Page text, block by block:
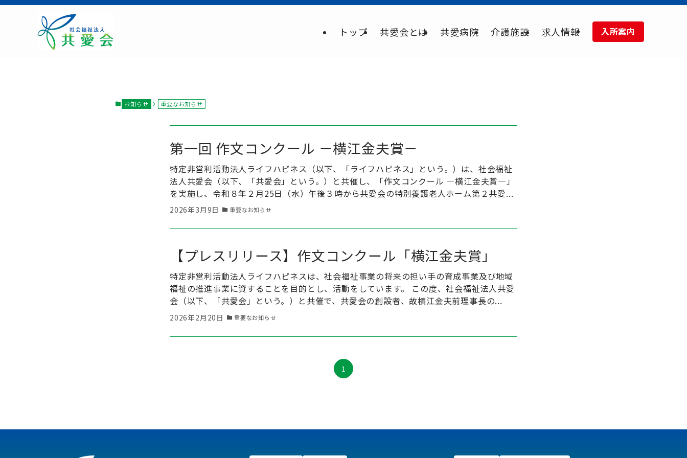
トップ 共愛会とは 共愛病院 介護施設 求人情報 入所案内
お知らせ 重要なお知らせ
第一回 作文コンクール －横江金夫賞－
特定非営利活動法人ライフハピネス（以下、「ライフハピネス」という。）は、社会福祉
法人共愛会（以下、「共愛会」という。）と共催し、「作文コンクール ―横江金夫賞―」
を実施し、令和８年２月25日（水）午後３時から共愛会の特別養護老人ホーム第２共愛...
2026年3月9日 重要なお知らせ
【プレスリリース】作文コンクール「横江金夫賞」
特定非営利活動法人ライフハピネスは、社会福祉事業の将来の担い手の育成事業及び地域
福祉の推進事業に資することを目的とし、活動をしています。 この度、社会福祉法人共愛
会（以下、「共愛会」という。）と共催で、共愛会の創設者、故横江金夫前理事長の...
2026年2月20日 重要なお知らせ
1